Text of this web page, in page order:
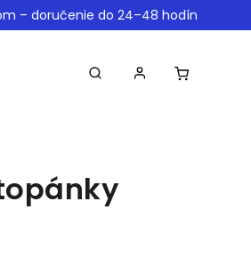
– doručenie do 24–48 hodín
Obchodné podmienky